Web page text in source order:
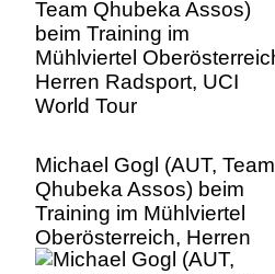
Michael Gogl (AUT, Team
Qhubeka Assos) beim
Training im Mühlviertel
Oberösterreich, Herren
Radsport, UCI World Tour